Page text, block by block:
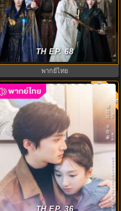
ชะตาฝัน ลิขิตหวนคืน Fangs of
Fortune พากย์ไทย EP1-EP34
TH EP. 68
พากย์ไทย
ย้อนเวลาล่าปมแค้น Unattackable
Women พากย์ไทย EP.1-18
7.0 พากย์ไทย
TH EP. 36